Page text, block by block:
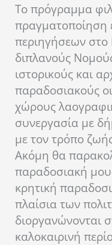
Το πρόγραμμα
πραγματοποίηση
περιηγήσεων
διπλανούς
ιστορικούς και
παραδοσιακούς
χώρους
συνεργασία με
με τον τρόπο
Ακόμη θα
παραδοσιακή
κρητική
πλαίσια των
διοργανώνονται
καλοκαιρινή